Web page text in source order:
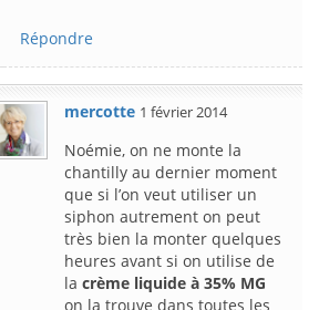
Répondre
mercotte 1 février 2014
Noémie, on ne monte la
chantilly au dernier moment
que si l’on veut utiliser un
siphon autrement on peut
très bien la monter quelques
heures avant si on utilise de
la crème liquide à 35% MG
on la trouve dans toutes les